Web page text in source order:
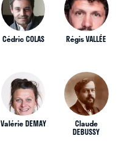
Cédric COLAS Régis VALLÉE
Valérie DEMAY Claude
DEBUSSY